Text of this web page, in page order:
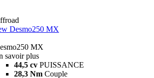
Desmo250 MX
MX
savoir plus
44,5 cv PUISSANCE
28,3 Nm Couple